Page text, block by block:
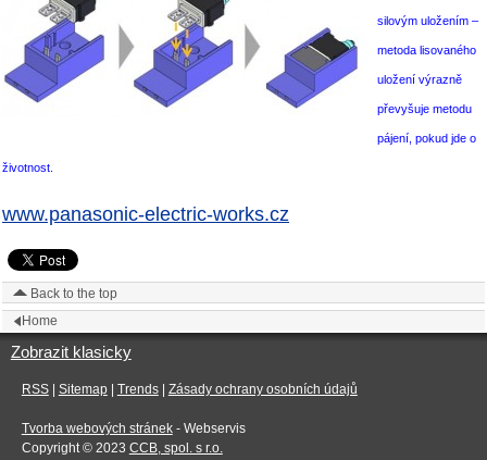
silovým uložením –
metoda lisovaného
uložení výrazně
převyšuje metodu
pájení, pokud jde o
životnost.
www.panasonic-electric-works.cz
Back to the top
Home
Zobrazit klasicky
RSS| Sitemap| Trends| Zásady ochrany osobních údajů
Tvorba webových stránek- Webservis
Copyright © 2023 CCB, spol. s r.o.